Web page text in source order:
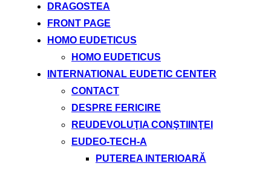
DRAGOSTEA
FRONT PAGE
HOMO EUDETICUS
HOMO EUDETICUS
INTERNATIONAL EUDETIC CENTER
CONTACT
DESPRE FERICIRE
REUDEVOLUŢIA CONŞTIINŢEI
EUDEO-TECH-A
PUTEREA INTERIOARĂ